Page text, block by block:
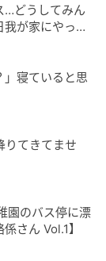
…どうしてみん
が家にやって
寝ていると思
てきてませ
園のバス停に漂
さん Vol.1】